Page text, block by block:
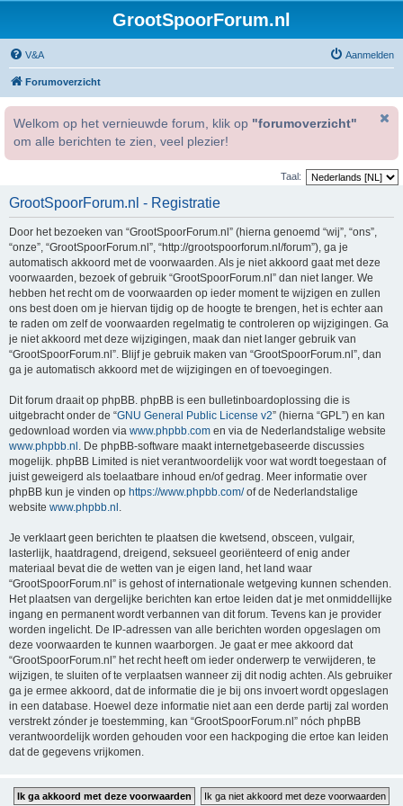
GrootSpoorForum.nl
V&A Aanmelden
Forumoverzicht
Welkom op het vernieuwde forum, klik op "forumoverzicht"
om alle berichten te zien, veel plezier!
Taal:
GrootSpoorForum.nl - Registratie
Door het bezoeken van “GrootSpoorForum.nl” (hierna genoemd “wij”, “ons”,
“onze”, “GrootSpoorForum.nl”, “http://grootspoorforum.nl/forum”), ga je
automatisch akkoord met de voorwaarden. Als je niet akkoord gaat met deze
voorwaarden, bezoek of gebruik “GrootSpoorForum.nl” dan niet langer. We
hebben het recht om de voorwaarden op ieder moment te wijzigen en zullen
ons best doen om je hiervan tijdig op de hoogte te brengen, het is echter aan
te raden om zelf de voorwaarden regelmatig te controleren op wijzigingen. Ga
je niet akkoord met deze wijzigingen, maak dan niet langer gebruik van
“GrootSpoorForum.nl”. Blijf je gebruik maken van “GrootSpoorForum.nl”, dan
ga je automatisch akkoord met de wijzigingen en of toevoegingen.
Dit forum draait op phpBB. phpBB is een bulletinboardoplossing die is
uitgebracht onder de “GNU General Public License v2” (hierna “GPL”) en kan
gedownload worden via www.phpbb.com en via de Nederlandstalige website
www.phpbb.nl . De phpBB-software maakt internetgebaseerde discussies
mogelijk. phpBB Limited is niet verantwoordelijk voor wat wordt toegestaan of
juist geweigerd als toelaatbare inhoud en/of gedrag. Meer informatie over
phpBB kun je vinden op https://www.phpbb.com/of de Nederlandstalige
website www.phpbb.nl .
Je verklaart geen berichten te plaatsen die kwetsend, obsceen, vulgair,
lasterlijk, haatdragend, dreigend, seksueel georiënteerd of enig ander
materiaal bevat die de wetten van je eigen land, het land waar
“GrootSpoorForum.nl” is gehost of internationale wetgeving kunnen schenden.
Het plaatsen van dergelijke berichten kan ertoe leiden dat je met onmiddellijke
ingang en permanent wordt verbannen van dit forum. Tevens kan je provider
worden ingelicht. De IP-adressen van alle berichten worden opgeslagen om
deze voorwaarden te kunnen waarborgen. Je gaat er mee akkoord dat
“GrootSpoorForum.nl” het recht heeft om ieder onderwerp te verwijderen, te
wijzigen, te sluiten of te verplaatsen wanneer zij dit nodig achten. Als gebruiker
ga je ermee akkoord, dat de informatie die je bij ons invoert wordt opgeslagen
in een database. Hoewel deze informatie niet aan een derde partij zal worden
verstrekt zónder je toestemming, kan “GrootSpoorForum.nl” nóch phpBB
verantwoordelijk worden gehouden voor een hackpoging die ertoe kan leiden
dat de gegevens vrijkomen.